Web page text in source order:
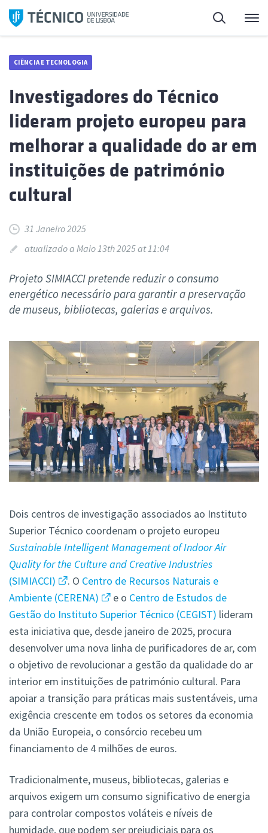
Saltar
para
Pesquisa
CIÊNCIA E TECNOLOGIA
Investigadores do Técnico
lideram projeto europeu para
melhorar a qualidade do ar em
instituições de património
cultural
31 Janeiro 2025
atualizado a Maio 13th 2025 at 11:04
Projeto SIMIACCI pretende reduzir o consumo
energético necessário para garantir a preservação
de museus, bibliotecas, galerias e arquivos.
Dois centros de investigação associados ao Instituto
Superior Técnico coordenam o projeto europeu
Sustainable Intelligent Management of Indoor Air
Quality for the Culture and Creative Industries
(SIMIACCI)
. O Centro de Recursos Naturais e
Ambiente (CERENA)
e o Centro de Estudos de
Gestão do Instituto Superior Técnico (CEGIST) lideram
esta iniciativa que, desde janeiro de 2025, procura
desenvolver uma nova linha de purificadores de ar, com
o objetivo de revolucionar a gestão da qualidade do ar
interior em instituições de património cultural. Para
apoiar a transição para práticas mais sustentáveis, uma
exigência crescente em todos os setores da economia
da União Europeia, o consórcio recebeu um
financiamento de 4 milhões de euros.
Tradicionalmente, museus, bibliotecas, galerias e
arquivos exigem um consumo significativo de energia
para controlar compostos voláteis e níveis de
humidade, que podem ser prejudiciais para os